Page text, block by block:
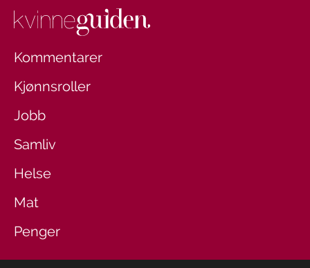
Kommentarer
Kjønnsroller
Jobb
Samliv
Helse
Mat
Penger